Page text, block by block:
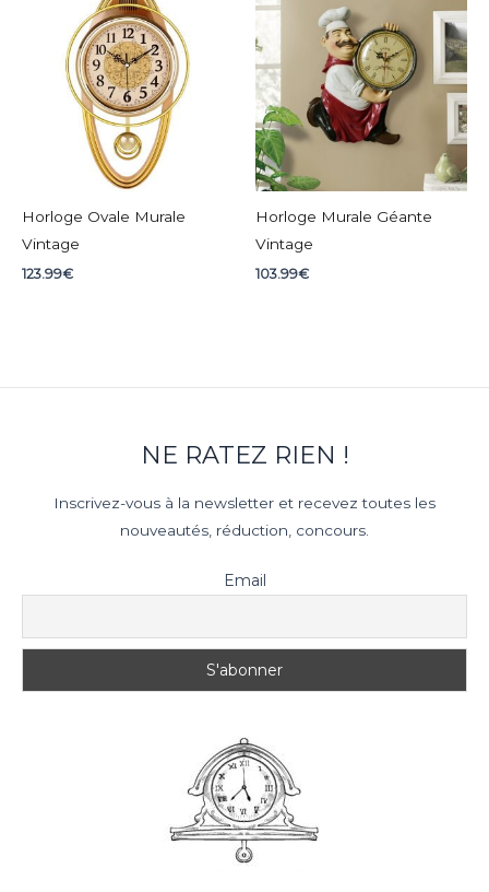
Horloge Ovale Murale
Vintage
123.99€
Horloge Murale Géante
Vintage
103.99€
NE RATEZ RIEN !
Inscrivez-vous à la newsletter et recevez toutes les
nouveautés, réduction, concours.
Email